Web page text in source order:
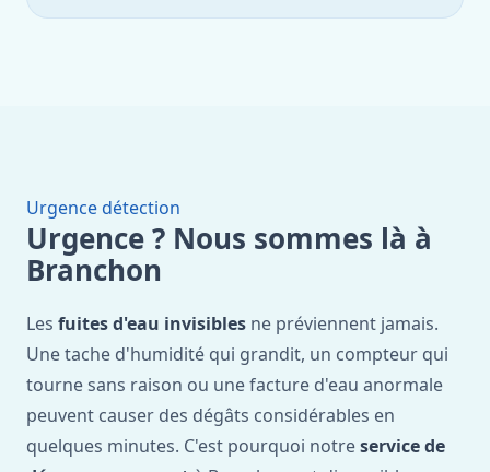
Urgence détection
Urgence ? Nous sommes là à
Branchon
Les fuites d'eau invisibles ne préviennent jamais.
Une tache d'humidité qui grandit, un compteur qui
tourne sans raison ou une facture d'eau anormale
peuvent causer des dégâts considérables en
quelques minutes. C'est pourquoi notreservice de